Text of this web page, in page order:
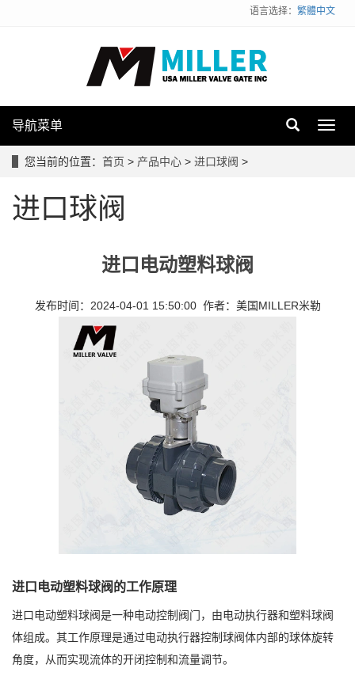
语言选择： 繁體中文
导航菜单
您当前的位置： 首页 > 产品中心 > 进口球阀 >
进口球阀
进口电动塑料球阀
发布时间：2024-04-01 15:50:00 作者：美国MILLER米勒
进口电动塑料球阀的工作原理
进口电动塑料球阀是一种电动控制阀门，由电动执行器和塑料球阀
体组成。其工作原理是通过电动执行器控制球阀体内部的球体旋转
角度，从而实现流体的开闭控制和流量调节。